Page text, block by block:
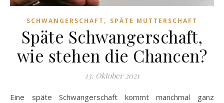
SCHWANGERSCHAFT , SPÄTE MUTTERSCHAFT
Späte Schwangerschaft,
wie stehen die Chancen?
13. Oktober 2021
Eine späte Schwangerschaft kommt manchmal ganz